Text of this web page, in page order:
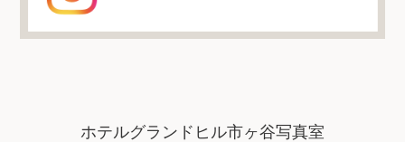
ホテルグランドヒル市ヶ谷写真室